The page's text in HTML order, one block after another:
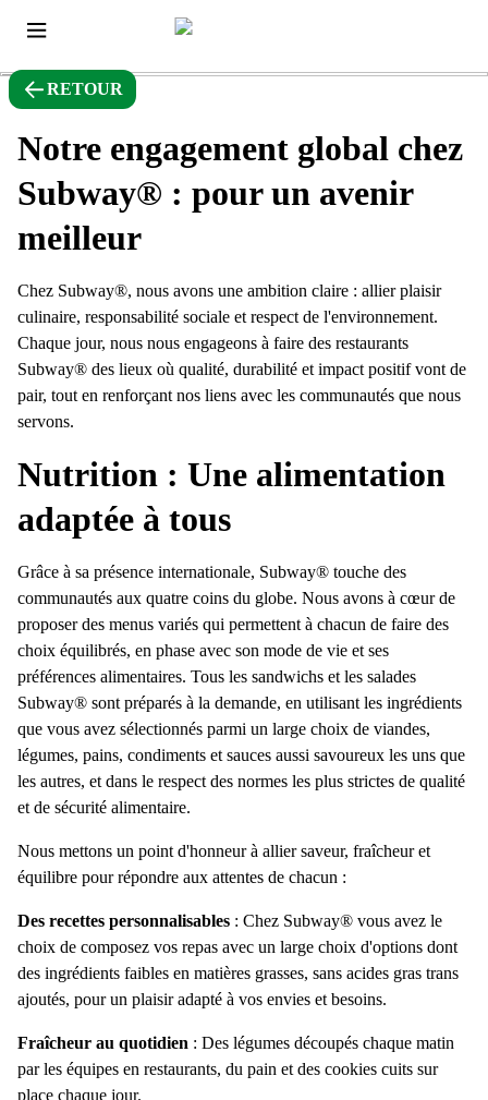
RETOUR
Notre engagement global chez
Subway® : pour un avenir
meilleur
Chez Subway®, nous avons une ambition claire : allier plaisir
culinaire, responsabilité sociale et respect de l'environnement.
Chaque jour, nous nous engageons à faire des restaurants
Subway® des lieux où qualité, durabilité et impact positif vont de
pair, tout en renforçant nos liens avec les communautés que nous
servons.
Nutrition : Une alimentation
adaptée à tous
Grâce à sa présence internationale, Subway® touche des
communautés aux quatre coins du globe. Nous avons à cœur de
proposer des menus variés qui permettent à chacun de faire des
choix équilibrés, en phase avec son mode de vie et ses
préférences alimentaires. Tous les sandwichs et les salades
Subway® sont préparés à la demande, en utilisant les ingrédients
que vous avez sélectionnés parmi un large choix de viandes,
légumes, pains, condiments et sauces aussi savoureux les uns que
les autres, et dans le respect des normes les plus strictes de qualité
et de sécurité alimentaire.
Nous mettons un point d'honneur à allier saveur, fraîcheur et
équilibre pour répondre aux attentes de chacun :
Des recettes personnalisables : Chez Subway® vous avez le
choix de composez vos repas avec un large choix d'options dont
des ingrédients faibles en matières grasses, sans acides gras trans
ajoutés, pour un plaisir adapté à vos envies et besoins.
Fraîcheur au quotidien : Des légumes découpés chaque matin
par les équipes en restaurants, du pain et des cookies cuits sur
place chaque jour.